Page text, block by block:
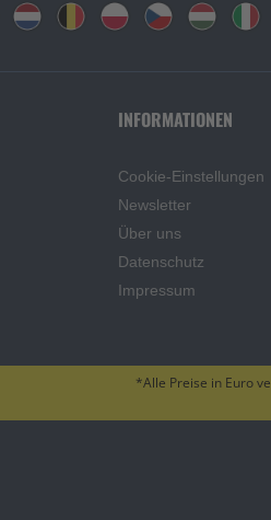
INFORMATIONEN
Cookie-Einstellungen
Newsletter
Über uns
Datenschutz
Impressum
*Alle Preise in Euro